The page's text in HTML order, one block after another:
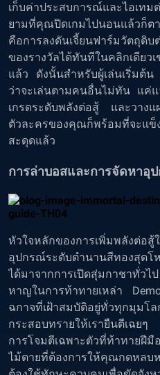
เก็บค่าประสบการณ์และไอเท
ยามที่คุณปิดเกมไปนอนแล้วก็
คือการลงดันเจี้ยนฟาร์มวัตถุดิ
ของรางวัลได้ทันทีในคลิกเดีย
แล้ว ดังนั้นสำหรับผู้เล่นเริ่มต้
ว่าจะเล่นตามคนอื่นไม่ทัน แค่
เกรดระดับพลังต่อสู้ และวางแ
ตัวละครของคุณก็พร้อมที่จะแ
สะดุดแล้ว
การล่าบอสและการจัดหาอุ
หัวใจหลักของการเพิ่มพลังต่อสู้
อุปกรณ์ระดับตำนานสีทองสุดโ
ได้มาจากการเปิดสุ่มกาชาทั่ว
หาญในการท้าทายเหล่า
ฉกาจที่เฝ้าสมบัติอยู่ทั่วทุกมุม
กระสอบทรายให้เรายืนตีเฉย
การโจมตีเฉพาะตัวที่ท้าทาย
ไม้ตายที่ต้องการให้คุณกดหล